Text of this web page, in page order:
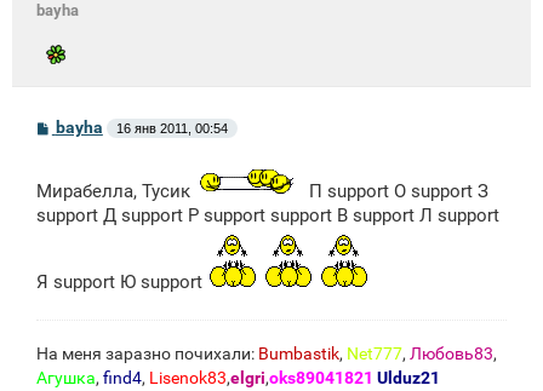
bayha
С
щ
е
н
bayha 16 янв 2011, 00:54
Мирабелла, Тусик
П support О support З
support Д support Р support support В support Л support
Я support Ю support
На меня заразно почихали: Bumbastik, Net777, Любовь83,
Агушка, find4, Lisenok83,elgri,oks89041821 Ulduz21